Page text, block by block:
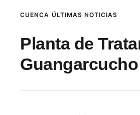
CUENCA ÚLTIMAS NOTICIAS
Planta de